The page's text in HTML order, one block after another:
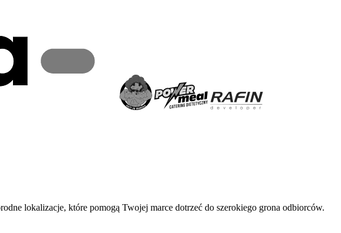
lokalizacje, które pomogą Twojej marce dotrzeć do szerokiego grona odbiorców.